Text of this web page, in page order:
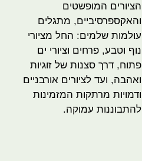
הציורים המופשטים
והאקספרסיביים, מתגלים
עולמות שלמים: החל מציורי
נוף וטבע, פרחים וציורי ים
פתוח, דרך סצנות של זוגיות
ואהבה, ועד לציורים אורבניים
ודמויות מרתקות המזמינות
להתבוננות עמוקה.